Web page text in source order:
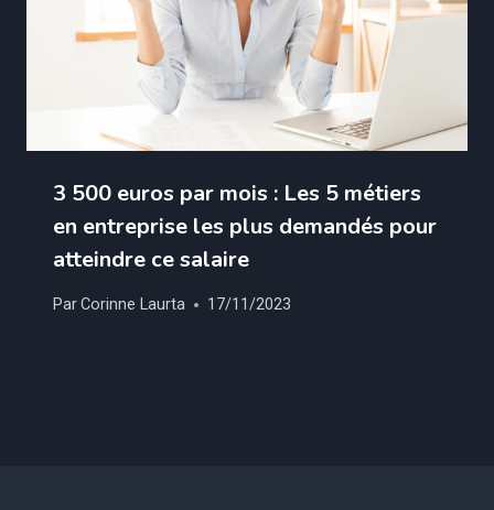
3 500 euros par mois : Les 5 métiers
en entreprise les plus demandés pour
atteindre ce salaire
ParCorinne Laurta 17/11/2023